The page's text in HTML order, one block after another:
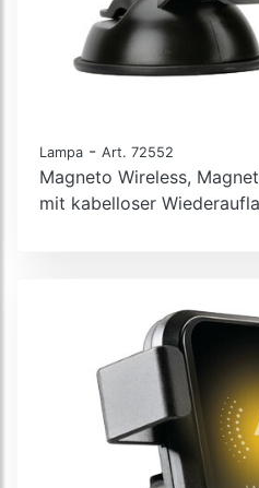
Lampa - Art. 72552
Magneto Wireless,
mit kabelloser